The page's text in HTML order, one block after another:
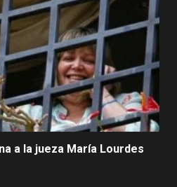
a la jueza María Lourdes